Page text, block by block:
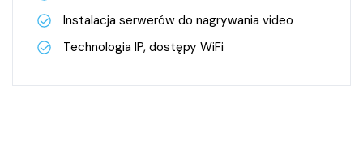
Instalacja serwerów do nagrywania video
Technologia IP, dostępy WiFi